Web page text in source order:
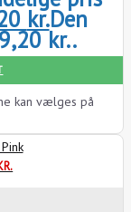
kr.Den
kr..
kan vælges på